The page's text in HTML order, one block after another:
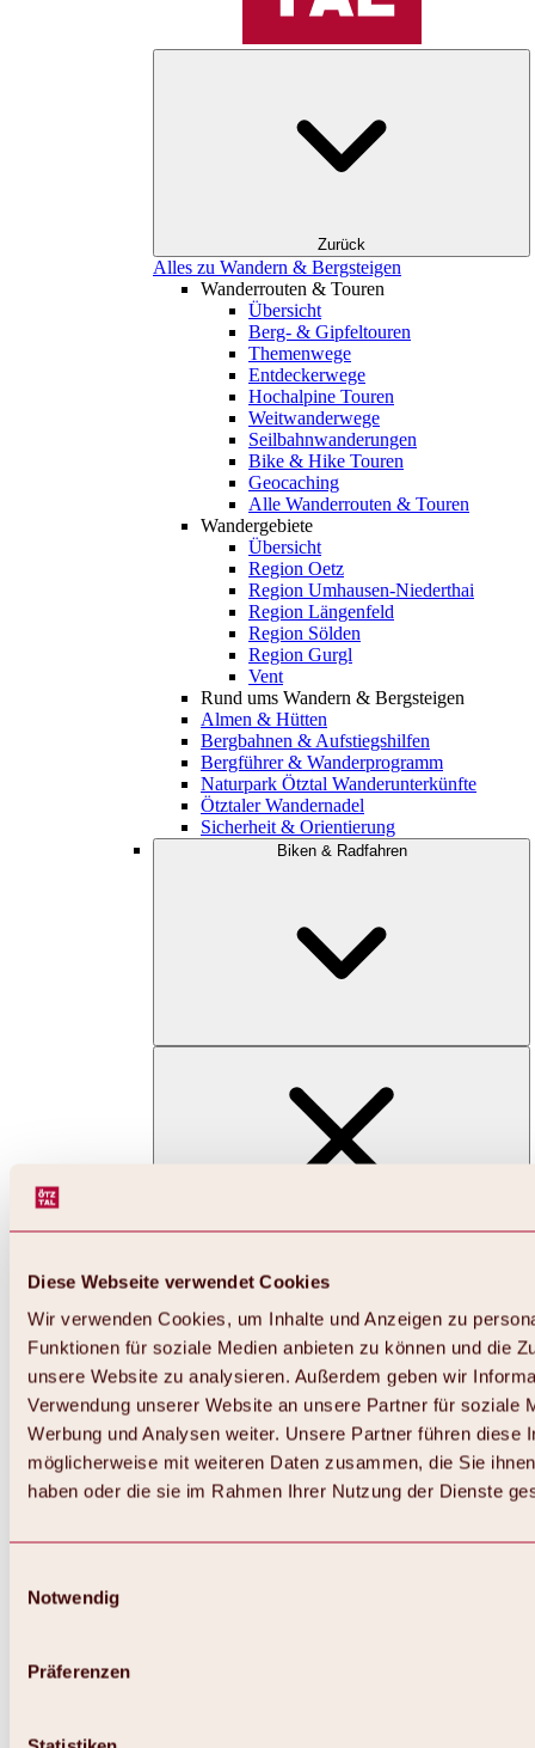
Diese Webseite verwendet Cookies
Wir verwenden Cookies, um Inhalte und Anzeigen zu
Funktionen für soziale Medien anbieten zu können und die
unsere Website zu analysieren. Außerdem geben wir
Verwendung unserer Website an unsere Partner für soziale
Werbung und Analysen weiter. Unsere Partner führen diese
möglicherweise mit weiteren Daten zusammen, die Sie
haben oder die sie im Rahmen Ihrer Nutzung der Dienste
Notwendig
Präferenzen
Zurück
Alles zu Wandern & Bergsteigen
Wanderrouten & Touren
Übersicht
Berg- & Gipfeltouren
Themenwege
Entdeckerwege
Hochalpine Touren
Weitwanderwege
Seilbahnwanderungen
Bike & Hike Touren
Geocaching
Alle Wanderrouten & Touren
Wandergebiete
Übersicht
Region Oetz
Region Umhausen-Niederthai
Region Längenfeld
Region Sölden
Region Gurgl
Vent
Rund ums Wandern & Bergsteigen
Almen & Hütten
Bergbahnen & Aufstiegshilfen
Bergführer & Wanderprogramm
Naturpark Ötztal Wanderunterkünfte
Ötztaler Wandernadel
Sicherheit & Orientierung
Biken & Radfahren